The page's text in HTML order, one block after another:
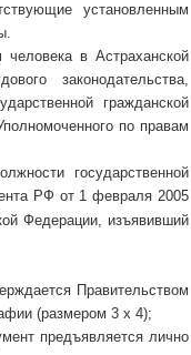
установленным
человека в Астраханской
законодательства,
гражданской
по правам
государственной
РФ от 1 февраля 2005
Федерации, изъявивший
Правительством
(размером 3 х 4);
предъявляется лично